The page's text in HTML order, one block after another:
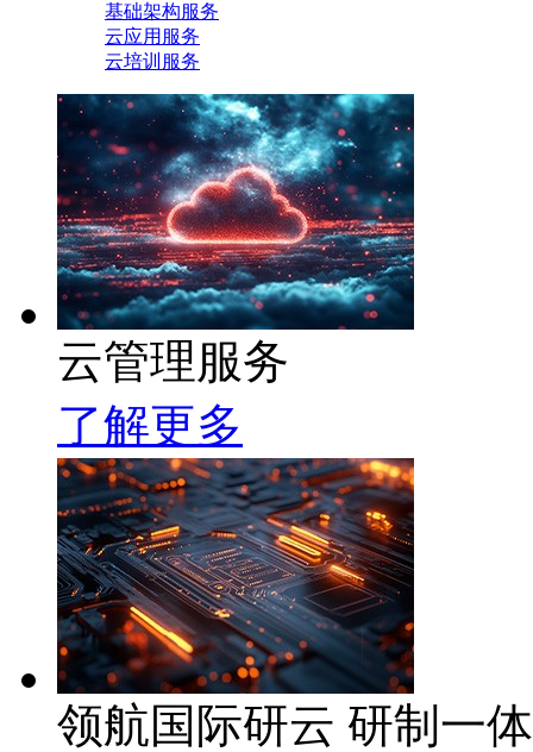
基础架构服务
云应用服务
云培训服务
云管理服务
了解更多
领航国际研云 研制一